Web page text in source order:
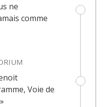
ne
comme
Voie de